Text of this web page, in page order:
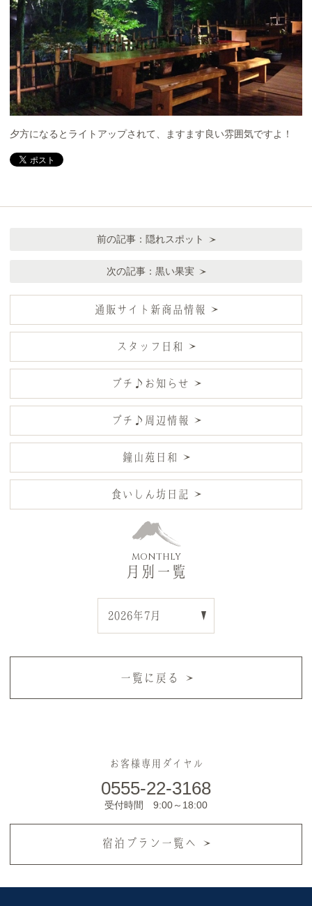
夕方になるとライトアップされて、ますます良い雰囲気ですよ！
前の記事： 隠れスポット
次の記事： 黒い果実
通販サイト新商品情報
スタッフ日和
プチ♪お知らせ
プチ♪周辺情報
鐘山苑日和
食いしん坊日記
MONTHLY
月別一覧
一覧に戻る
お客様専用ダイヤル
0555-22-3168
受付時間 9:00～18:00
宿泊プラン一覧へ